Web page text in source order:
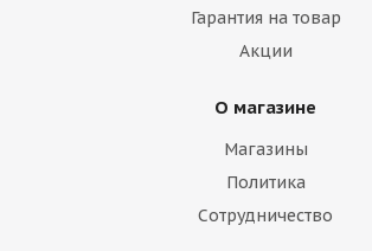
Гарантия на товар
Акции
О магазине
Магазины
Политика
Сотрудничество